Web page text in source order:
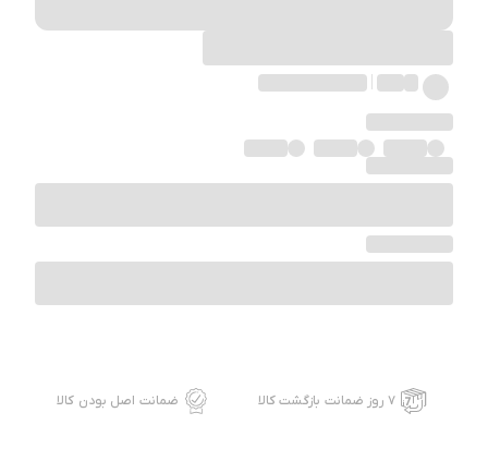
۷ روز ضمانت بازگشت کالا ضمانت اصل بودن کالا